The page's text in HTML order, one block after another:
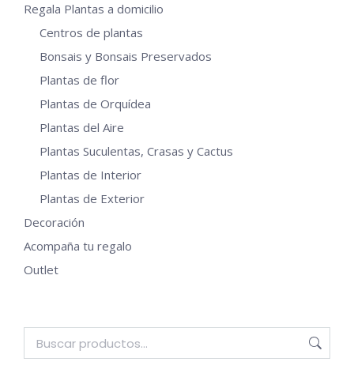
Regala Plantas a domicilio
Centros de plantas
Bonsais y Bonsais Preservados
Plantas de flor
Plantas de Orquídea
Plantas del Aire
Plantas Suculentas, Crasas y Cactus
Plantas de Interior
Plantas de Exterior
Decoración
Acompaña tu regalo
Outlet